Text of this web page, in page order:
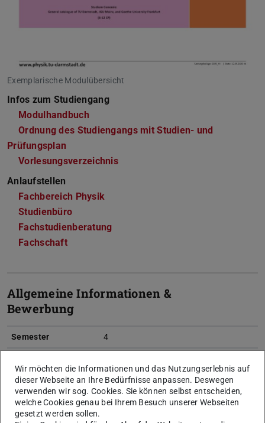
Exemplarische Modulübersicht
Infos zum Studiengang
Modulhandbuch
Ordnung des Studiengangs mit Studien- und
Prüfungsplan
Vorlesungsverzeichnis
Anlaufstellen
Fachbereich Physik
Studienbüro
Fachstudienberatung
Fachschaft
Allgemeine Informationen &
Bewerbung
Semester 4
äquivalente Englisch-
Sprachnachweise entsprechend der
Äquivalenzliste des
Wir möchten die Informationen und das Nutzungserlebnis auf
dieser Webseite an Ihre Bedürfnisse anpassen. Deswegen
verwenden wir sog. Cookies. Sie können selbst entscheiden,
welche Cookies genau bei Ihrem Besuch unserer Webseiten
gesetzt werden sollen.